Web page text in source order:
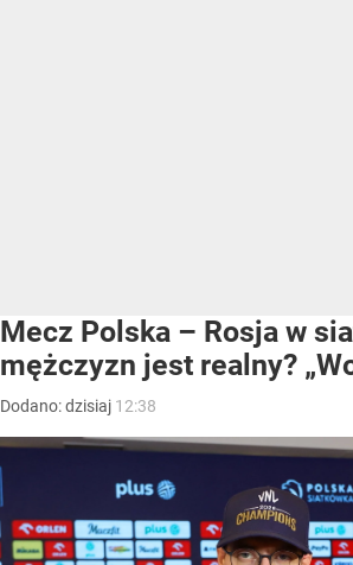
Mecz Polska – Rosja w
mężczyzn jest realny?
Dodano:dzisiaj 12:38